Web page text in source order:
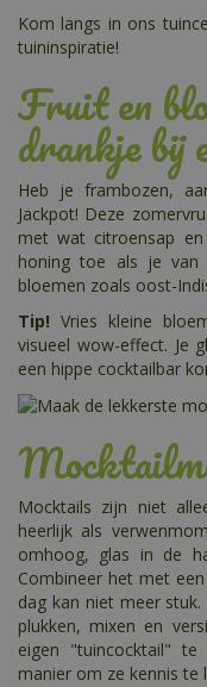
Kom langs in ons
tuininspiratie!
Fruit en
drankje bij
Heb je frambozen,
Jackpot! Deze
met wat citroensap
honing toe als je
bloemen zoals oost-
Tip! Vries kleine
visueel wow-effect. Je
een hippe cocktailbar
Mocktails zijn niet
heerlijk als
omhoog, glas in de
Combineer het met
dag kan niet meer
plukken, mixen en
eigen "tuincocktail"
manier om ze kennis te